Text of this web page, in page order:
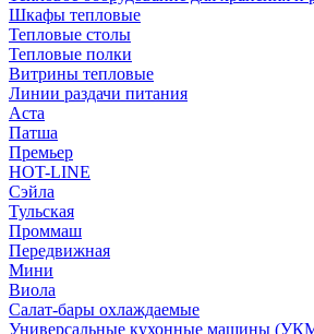
Шкафы тепловые
Тепловые столы
Тепловые полки
Витрины тепловые
Линии раздачи питания
Аста
Патша
Премьер
HOT-LINE
Сэйла
Тульская
Проммаш
Передвижная
Мини
Виола
Салат-бары охлаждаемые
Универсальные кухонные машины